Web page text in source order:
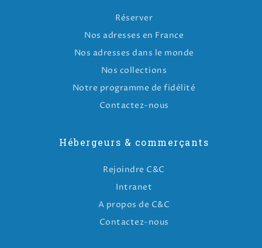
Réserver
Nos adresses en France
Nos adresses dans le monde
Nos collections
Notre programme de fidélité
Contactez-nous
Hébergeurs & commerçants
Rejoindre C&C
Intranet
A propos de C&C
Contactez-nous